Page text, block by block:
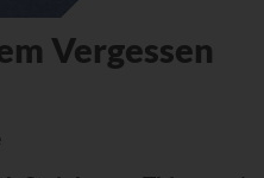
Vergessen